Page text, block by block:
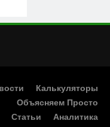
Калькуляторы
Объясняем Просто
Статьи
Аналитика